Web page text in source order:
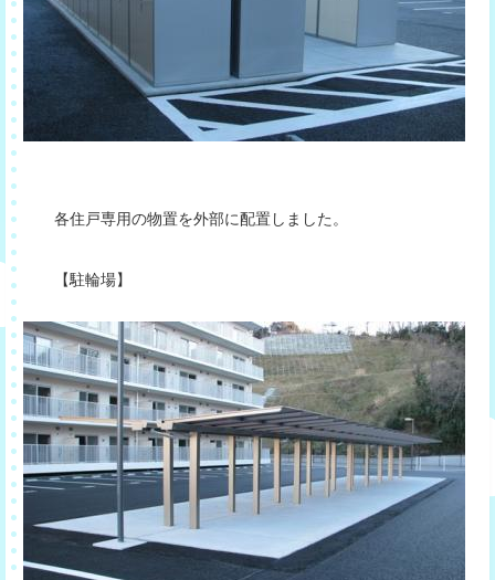
各住戸専用の物置を外部に配置しました。
【駐輪場】